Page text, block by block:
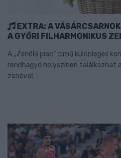
EXTRA: A
A GYŐRI FILHARMONIKUS
A „Zenélő piac” című különleges
rendhagyó helyszínen találkozhat
zenével.